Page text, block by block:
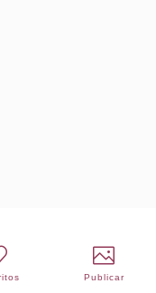
Publicar